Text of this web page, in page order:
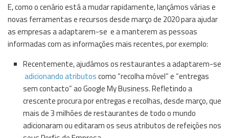
E, como o cenário está a mudar rapidamente, lançámos várias e
novas ferramentas e recursos desde março de 2020 para ajudar
as empresas a adaptarem-se e a manterem as pessoas
informadas com as informações mais recentes, por exemplo:
Recentemente, ajudámos os restaurantes a adaptarem-se
adicionando atributoscomo “recolha móvel” e “entregas
sem contacto” ao Google My Business. Refletindo a
crescente procura por entregas e recolhas, desde março, que
mais de 3 milhões de restaurantes de todo o mundo
adicionaram ou editaram os seus atributos de refeições nos